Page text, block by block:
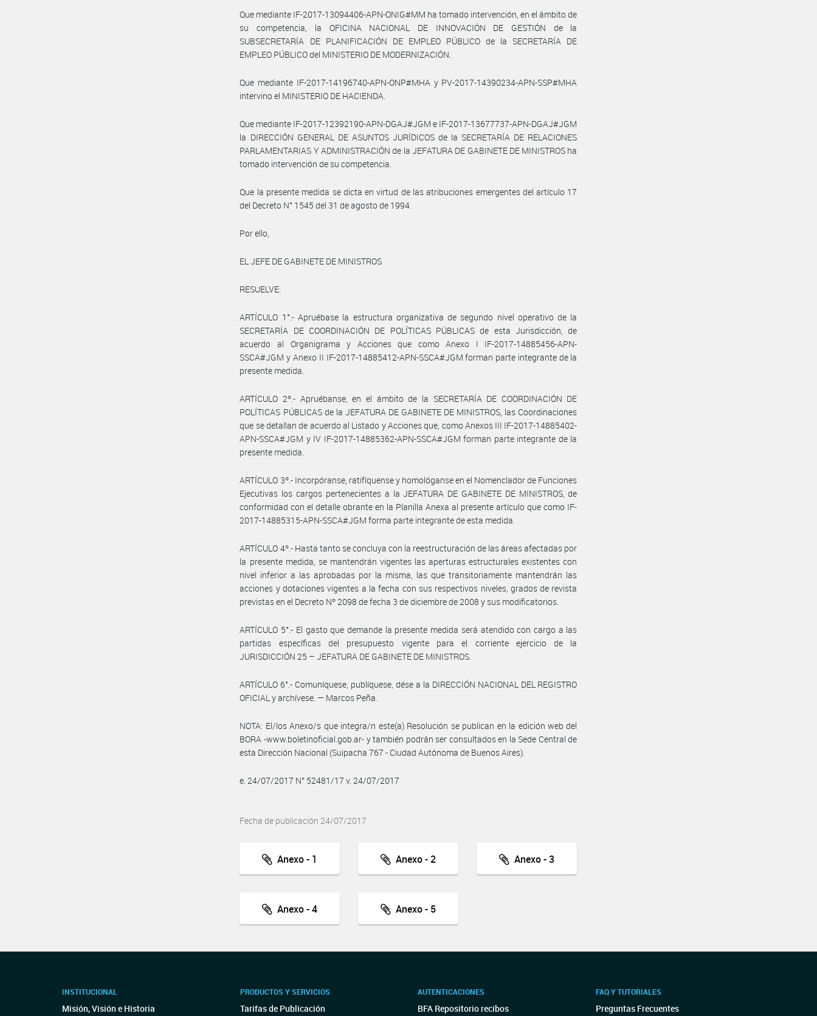
Que mediante IF-2017-13094406-APN-ONIG#MM ha tomado intervención, en el ámbito de
su competencia, la OFICINA NACIONAL DE INNOVACIÓN DE GESTIÓN de la
SUBSECRETARÍA DE PLANIFICACIÓN DE EMPLEO PÚBLICO de la SECRETARÍA DE
EMPLEO PÚBLICO del MINISTERIO DE MODERNIZACIÓN.
Que mediante IF-2017-14196740-APN-ONP#MHA y PV-2017-14390234-APN-SSP#MHA
intervino el MINISTERIO DE HACIENDA.
Que mediante IF-2017-12392190-APN-DGAJ#JGM e IF-2017-13677737-APN-DGAJ#JGM
la DIRECCIÓN GENERAL DE ASUNTOS JURÍDICOS de la SECRETARÍA DE RELACIONES
PARLAMENTARIAS Y ADMINISTRACIÓN de la JEFATURA DE GABINETE DE MINISTROS ha
tomado intervención de su competencia.
Que la presente medida se dicta en virtud de las atribuciones emergentes del artículo 17
del Decreto N° 1545 del 31 de agosto de 1994.
Por ello,
EL JEFE DE GABINETE DE MINISTROS
RESUELVE:
ARTÍCULO 1°.- Apruébase la estructura organizativa de segundo nivel operativo de la
SECRETARÍA DE COORDINACIÓN DE POLÍTICAS PÚBLICAS de esta Jurisdicción, de
acuerdo al Organigrama y Acciones que como Anexo I IF-2017-14885456-APN-
SSCA#JGM y Anexo II IF-2017-14885412-APN-SSCA#JGM forman parte integrante de la
presente medida.
ARTÍCULO 2º.- Apruébanse, en el ámbito de la SECRETARÍA DE COORDINACIÓN DE
POLÍTICAS PÚBLICAS de la JEFATURA DE GABINETE DE MINISTROS, las Coordinaciones
que se detallan de acuerdo al Listado y Acciones que, como Anexos III IF-2017-14885402-
APN-SSCA#JGM y IV IF-2017-14885362-APN-SSCA#JGM forman parte integrante de la
presente medida.
ARTÍCULO 3º.- Incorpóranse, ratifíquense y homológanse en el Nomenclador de Funciones
Ejecutivas los cargos pertenecientes a la JEFATURA DE GABINETE DE MINISTROS, de
conformidad con el detalle obrante en la Planilla Anexa al presente artículo que como IF-
2017-14885315-APN-SSCA#JGM forma parte integrante de esta medida.
ARTÍCULO 4º.- Hasta tanto se concluya con la reestructuración de las áreas afectadas por
la presente medida, se mantendrán vigentes las aperturas estructurales existentes con
nivel inferior a las aprobadas por la misma, las que transitoriamente mantendrán las
acciones y dotaciones vigentes a la fecha con sus respectivos niveles, grados de revista
previstas en el Decreto Nº 2098 de fecha 3 de diciembre de 2008 y sus modificatorios.
ARTÍCULO 5°.- El gasto que demande la presente medida será atendido con cargo a las
partidas específicas del presupuesto vigente para el corriente ejercicio de la
JURISDICCIÓN 25 – JEFATURA DE GABINETE DE MINISTROS.
ARTÍCULO 6°.- Comuníquese, publíquese, dése a la DIRECCIÓN NACIONAL DEL REGISTRO
OFICIAL y archívese. — Marcos Peña.
NOTA: El/los Anexo/s que integra/n este(a) Resolución se publican en la edición web del
BORA -www.boletinoficial.gob.ar- y también podrán ser consultados en la Sede Central de
esta Dirección Nacional (Suipacha 767 - Ciudad Autónoma de Buenos Aires).
e. 24/07/2017 N° 52481/17 v. 24/07/2017
Fecha de publicación 24/07/2017
Anexo - 1 Anexo - 2 Anexo - 3
Anexo - 4 Anexo - 5
INSTITUCIONAL
Misión, Visión e Historia
PRODUCTOS Y SERVICIOS
Tarifas de Publicación
AUTENTICACIONES
BFA Repositorio recibos
FAQ Y TUTORIALES
Preguntas Frecuentes